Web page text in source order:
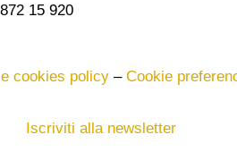
15 920
cookies policy – Cookie
Iscriviti alla newsletter